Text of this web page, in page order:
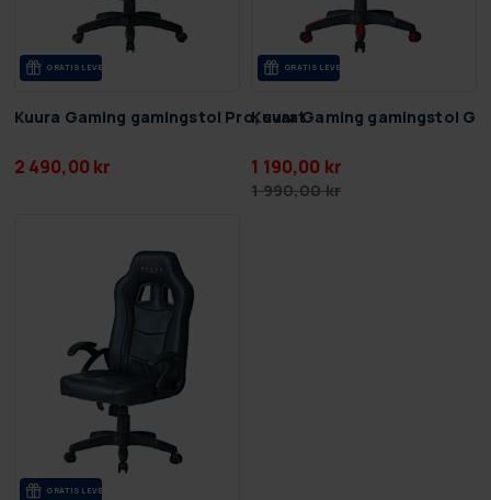
GRA­TIS LE­VE­RANS
Kuura Gaming gamingstol Pro, svart
2 490,00 kr
GRA­TIS LE­VE­RANS
Kuura Gaming gamingstol
1 190,00 kr
1 990,00 kr
GRA­TIS LE­VE­RANS